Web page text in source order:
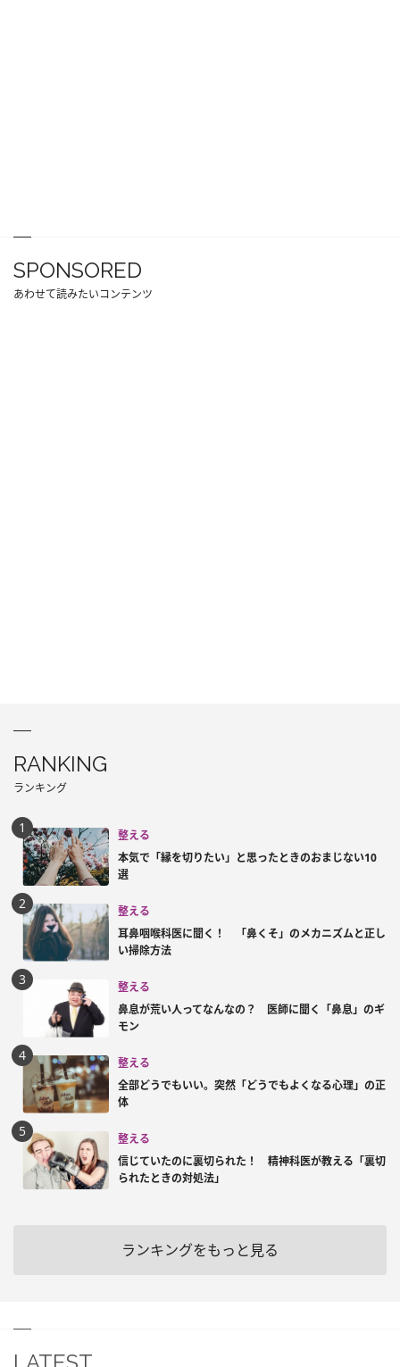
SPONSORED
あわせて読みたいコンテンツ
RANKING
ランキング
整える
本気で「縁を切りたい」と思ったときのおまじない10
選
整える
耳鼻咽喉科医に聞く！ 「鼻くそ」のメカニズムと正し
い掃除方法
整える
鼻息が荒い人ってなんなの？ 医師に聞く「鼻息」のギ
モン
整える
全部どうでもいい。突然「どうでもよくなる心理」の正
体
整える
信じていたのに裏切られた！ 精神科医が教える「裏切
られたときの対処法」
ランキングをもっと見る
LATEST